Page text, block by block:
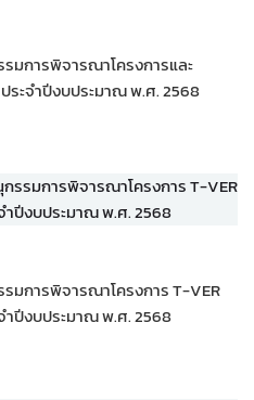
มการพิจารณาโครงการและ
ระจำปีงบประมาณ พ.ศ. 2568
มการพิจารณาโครงการ T-VER
ำปีงบประมาณ พ.ศ. 2568